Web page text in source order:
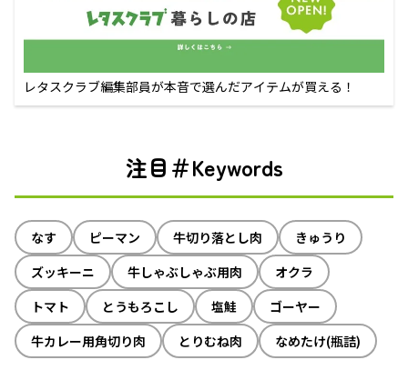
レタスクラブ編集部員が本音で選んだアイテムが買える！
注目＃Keywords
なす ピーマン 牛切り落とし肉
きゅうり
ズッキーニ
牛しゃぶしゃぶ用肉
オクラ
トマト
とうもろこし 塩鮭
ゴーヤー
牛カレー用角切り肉
とりむね肉 なめたけ(瓶詰)